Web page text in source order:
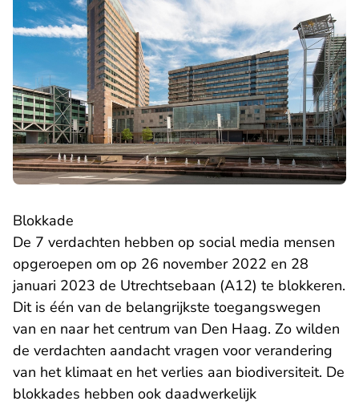
Blokkade
De 7 verdachten hebben op social media mensen
opgeroepen om op 26 november 2022 en 28
januari 2023 de Utrechtsebaan (A12) te blokkeren.
Dit is één van de belangrijkste toegangswegen
van en naar het centrum van Den Haag. Zo wilden
de verdachten aandacht vragen voor verandering
van het klimaat en het verlies aan biodiversiteit. De
blokkades hebben ook daadwerkelijk